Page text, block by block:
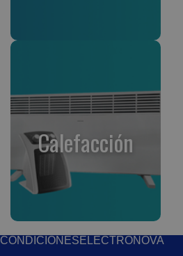
Calefacción
CONDICIONESELECTRONOVA